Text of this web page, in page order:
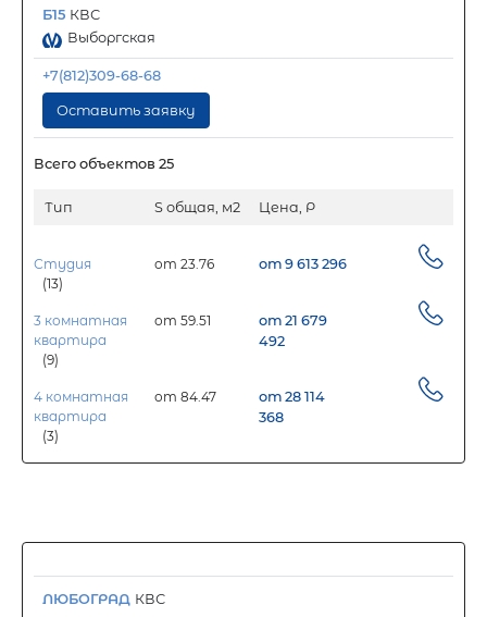
Б15 КВС
Выборгская
+7(812)309-68-68
Оставить заявку
Всего объектов 25
Тип S общая, м2 Цена, Р
Студия
(13)
от 23.76 от 9 613 296
3 комнатная
квартира
(9)
от 59.51
от 21 679
492
4 комнатная
квартира
(3)
от 84.47
от 28 114
368
ЛЮБОГРАД КВС